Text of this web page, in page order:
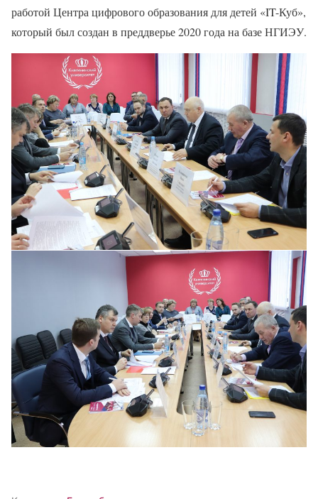
работой Центра цифрового образования для детей «IT-Куб»,
который был создан в преддверье 2020 года на базе НГИЭУ.